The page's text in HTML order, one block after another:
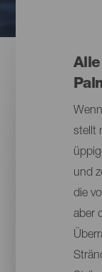
stellt
und
die
aber